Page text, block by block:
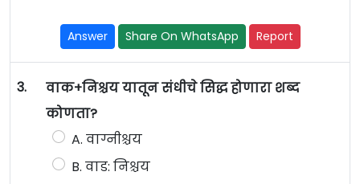
Answer Share On WhatsApp Report
3.
वाक+निश्चय यातून संधीचे सिद्ध होणारा शब्द
कोणता?
A. वाग्नीश्चय
B. वाड: निश्चय